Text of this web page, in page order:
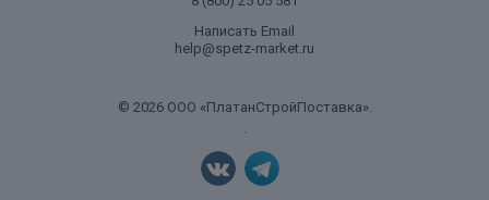
Написать Email
help@spetz-market.ru
© 2026 ООО «ПлатанСтройПоставка».
.